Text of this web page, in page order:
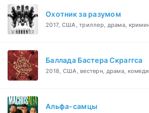
Охотник за разумом
2017, США, триллер, драма,
Баллада Бастера Скраггса
2018, США, вестерн, драма,
Альфа-самцы